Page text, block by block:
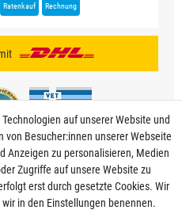
Ratenkauf Rechnung
auf unserer Website und
Besucher:innen unserer Webseite
Anzeigen zu personalisieren, Medien
Zugriffe auf unsere Website zu
erst durch gesetzte Cookies. Wir
in den Einstellungen benennen.